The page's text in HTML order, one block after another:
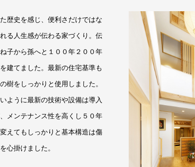
歴史を感じ、便利さだけではな
る人生感が伝わる家づくり。伝
子から孫へと１００年２００年
建てました。最新の住宅基準も
樹をしっかりと使用しました。
ように最新の技術や設備は導入
メンテナンス性を高くし５０年
えてもしっかりと基本構造は傷
心掛けました。